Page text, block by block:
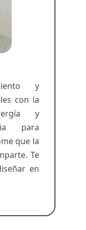
y
con la
y
para
que la
Te
en